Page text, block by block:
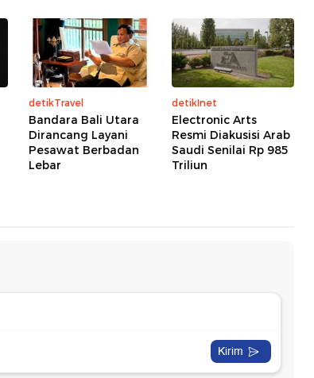
detikTravel
Bandara Bali Utara
Dirancang Layani
Pesawat Berbadan
Lebar
detikInet
Electronic Arts
Resmi Diakusisi Arab
Saudi Senilai Rp 985
Triliun